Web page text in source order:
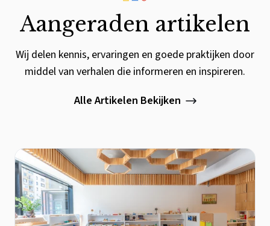
Aangeraden artikelen
Wij delen kennis, ervaringen en goede praktijken door
middel van verhalen die informeren en inspireren.
Alle Artikelen Bekijken